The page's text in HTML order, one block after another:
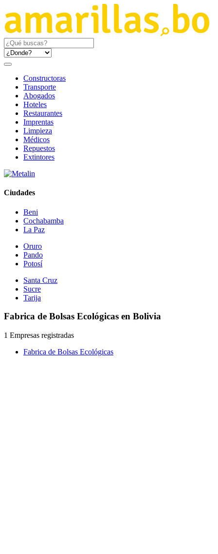
Constructoras
Transporte
Abogados
Hoteles
Restaurantes
Imprentas
Limpieza
Médicos
Repuestos
Extintores
Ciudades
Beni
Cochabamba
La Paz
Oruro
Pando
Potosí
Santa Cruz
Sucre
Tarija
Fabrica de Bolsas Ecológicas en Bolivia
1 Empresas registradas
Fabrica de Bolsas Ecológicas